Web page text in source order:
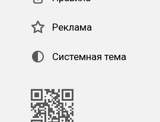
Реклама
Системная тема